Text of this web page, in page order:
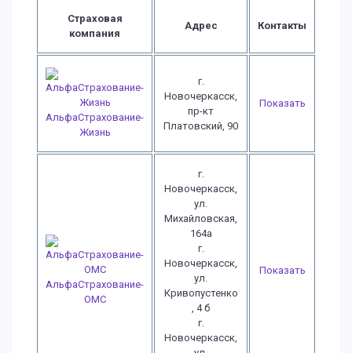
Страховая
компания
Адрес Контакты
АльфаСтрахование-
Жизнь
г.
Новочеркасск,
пр-кт
Платовский, 90
Показать
АльфаСтрахование-
ОМС
г.
Новочеркасск,
ул.
Михайловская,
164а
г.
Новочеркасск,
ул.
Кривопустенко
, 4 б
г.
Новочеркасск,
Показать